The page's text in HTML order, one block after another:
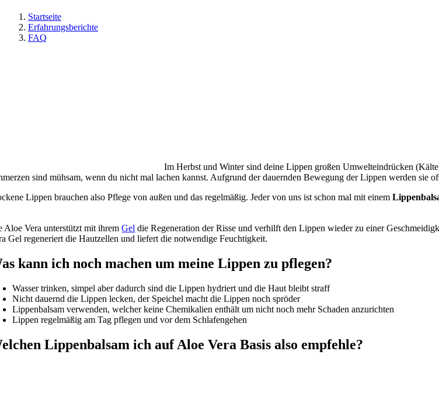
Startseite
Erfahrungsberichte
FAQ
Im Herbst und Winter sind deine Lippen großen Umwelteindrücken
sind mühsam, wenn du nicht mal lachen kannst. Aufgrund der dauernden Bewegung der Lippen werden sie
Lippen brauchen also Pflege von außen und das regelmäßig. Jeder von uns ist schon mal mit einem
Aloe Vera unterstützt mit ihremGel die Regeneration der Risse und verhilft den Lippen wieder zu einer
Gel regeneriert die Hautzellen und liefert die notwendige Feuchtigkeit.
kann ich noch machen um meine Lippen zu pflegen?
Wasser trinken, simpel aber dadurch sind die Lippen hydriert und die Haut bleibt straff
Nicht dauernd die Lippen lecken, der Speichel macht die Lippen noch spröder
Lippenbalsam verwenden, welcher keine Chemikalien enthält um nicht noch mehr Schaden anzurichten
Lippen regelmäßig am Tag pflegen und vor dem Schlafengehen
Lippenbalsam ich auf Aloe Vera Basis also empfehle?